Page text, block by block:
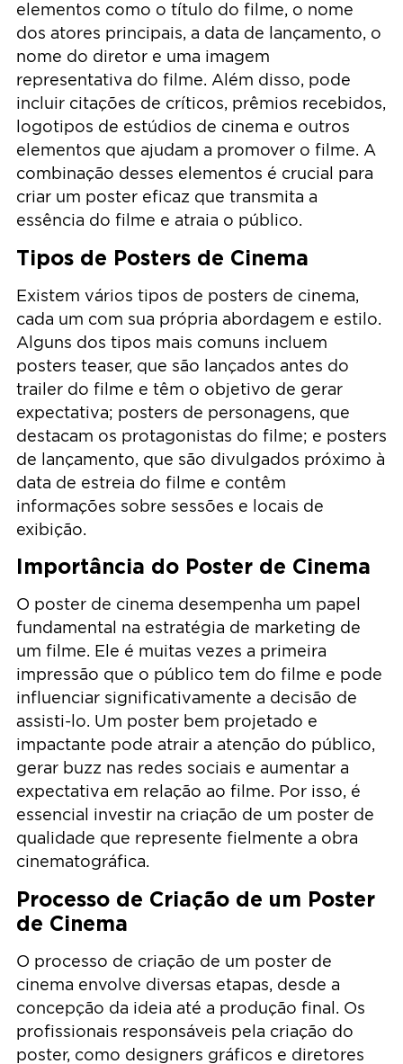
elementos como o título do filme, o nome
dos atores principais, a data de lançamento, o
nome do diretor e uma imagem
representativa do filme. Além disso, pode
incluir citações de críticos, prêmios recebidos,
logotipos de estúdios de cinema e outros
elementos que ajudam a promover o filme. A
combinação desses elementos é crucial para
criar um poster eficaz que transmita a
essência do filme e atraia o público.
Tipos de Posters de Cinema
Existem vários tipos de posters de cinema,
cada um com sua própria abordagem e estilo.
Alguns dos tipos mais comuns incluem
posters teaser, que são lançados antes do
trailer do filme e têm o objetivo de gerar
expectativa; posters de personagens, que
destacam os protagonistas do filme; e posters
de lançamento, que são divulgados próximo à
data de estreia do filme e contêm
informações sobre sessões e locais de
exibição.
Importância do Poster de Cinema
O poster de cinema desempenha um papel
fundamental na estratégia de marketing de
um filme. Ele é muitas vezes a primeira
impressão que o público tem do filme e pode
influenciar significativamente a decisão de
assisti-lo. Um poster bem projetado e
impactante pode atrair a atenção do público,
gerar buzz nas redes sociais e aumentar a
expectativa em relação ao filme. Por isso, é
essencial investir na criação de um poster de
qualidade que represente fielmente a obra
cinematográfica.
Processo de Criação de um Poster
de Cinema
O processo de criação de um poster de
cinema envolve diversas etapas, desde a
concepção da ideia até a produção final. Os
profissionais responsáveis pela criação do
poster, como designers gráficos e diretores